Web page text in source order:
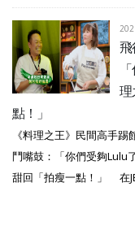
飛
理
點！」
《料理之王》民間高手
鬥嘴鼓：「你們受夠Lulu
甜回「拍瘦一點！」 在